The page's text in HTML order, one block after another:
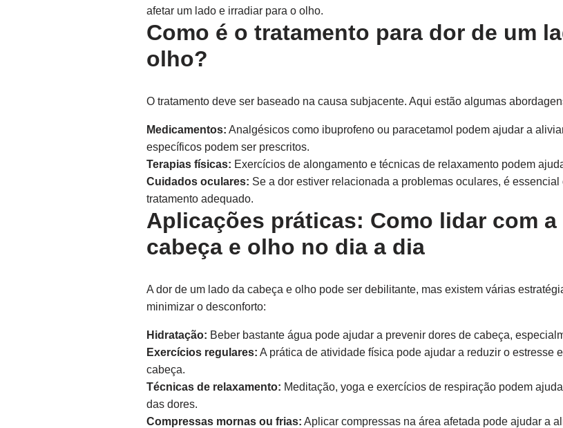
afetar um lado e irradiar para o olho.
Como é o tratamento para dor de um
olho?
O tratamento deve ser baseado na causa subjacente. Aqui estão algumas
Medicamentos: Analgésicos como ibuprofeno ou paracetamol podem ajudar a
específicos podem ser prescritos.
Terapias físicas: Exercícios de alongamento e técnicas de relaxamento podem
Cuidados oculares: Se a dor estiver relacionada a problemas oculares, é
tratamento adequado.
Aplicações práticas: Como lidar com
cabeça e olho no dia a dia
A dor de um lado da cabeça e olho pode ser debilitante, mas existem várias
minimizar o desconforto:
Hidratação: Beber bastante água pode ajudar a prevenir dores de cabeça,
Exercícios regulares: A prática de atividade física pode ajudar a reduzir o estresse
cabeça.
Técnicas de relaxamento: Meditação, yoga e exercícios de respiração podem
das dores.
Compressas mornas ou frias: Aplicar compressas na área afetada pode ajudar a